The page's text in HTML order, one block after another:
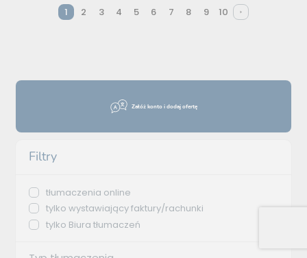
Załóż konto i dodaj ofertę
Filtry
tłumaczenia online
tylko wystawiający faktury/rachunki
tylko Biura tłumaczeń
1 2 3 4 5 6 7 8 9 10